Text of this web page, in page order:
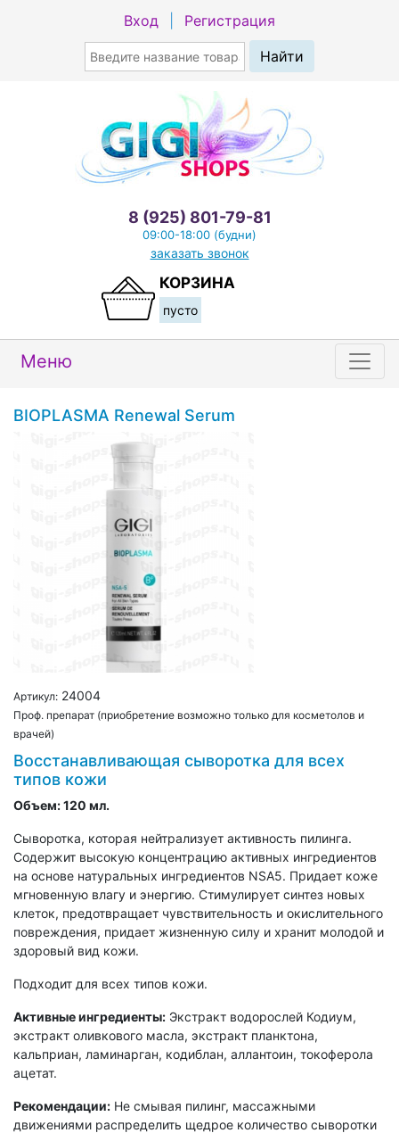
Вход Регистрация
8 (925) 801-79-81
09:00-18:00 (будни)
заказать звонок
КОРЗИНА
пусто
Меню
BIOPLASMA Renewal Serum
Артикул: 24004
Проф. препарат (приобретение возможно только для косметолов и
врачей)
Восстанавливающая сыворотка для всех
типов кожи
Объем: 120 мл.
Сыворотка, которая нейтрализует активность пилинга.
Содержит высокую концентрацию активных ингредиентов
на основе натуральных ингредиентов NSA5. Придает коже
мгновенную влагу и энергию. Стимулирует синтез новых
клеток, предотвращает чувствительность и окислительного
повреждения, придает жизненную силу и хранит молодой и
здоровый вид кожи.
Подходит для всех типов кожи.
Активные ингредиенты: Экстракт водорослей Кодиум,
экстракт оливкового масла, экстракт планктона,
кальприан, ламинарган, кодиблан, аллантоин, токоферола
ацетат.
Рекомендации: Не смывая пилинг, массажными
движениями распределить щедрое количество сыворотки